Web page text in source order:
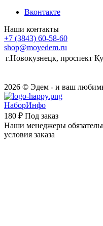
Вконтакте
Наши контакты
+7 (3843) 60-58-60
shop@moyedem.ru
г.Новокузнецк, проспект
2026 © Эдем - и ваш
НаборИнфо
180 ₽ Под заказ
Наши менеджеры
условия заказа